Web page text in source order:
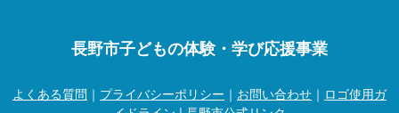
長野市子どもの体験・学び応援事業
よくある質問 ｜ プライバシーポリシー ｜ お問い合わせ ｜ ロゴ使用ガ